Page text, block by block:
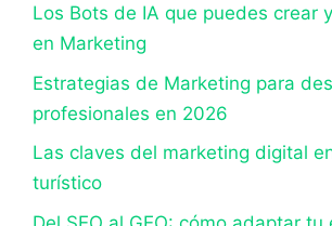
Los Bots de IA que puedes crear
en Marketing
Estrategias de Marketing para
profesionales en 2026
Las claves del marketing digital
turístico